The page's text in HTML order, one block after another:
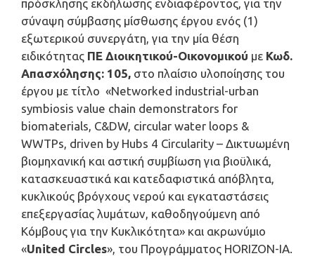
πρόσκλησης εκδήλωσης ενδιαφέροντος, για την
σύναψη σύμβασης μίσθωσης έργου ενός (1)
εξωτερικού συνεργάτη, για την μία θέση
ειδικότητας ΠΕ Διοικητικού-Οικονομικού με Κωδ.
Απασχόλησης: 105, στο πλαίσιο υλοποίησης του
έργου με τίτλο «Networked industrial-urban
symbiosis value chain demonstrators for
biomaterials, C&DW, circular water loops &
WWTPs, driven by Hubs 4 Circularity – Δικτυωμένη
βιομηχανική και αστική συμβίωση για βιοϋλικά,
κατασκευαστικά και κατεδαφιστικά απόβλητα,
κυκλικούς βρόγχους νερού και εγκαταστάσεις
επεξεργασίας λυμάτων, καθοδηγούμενη από
Κόμβους για την Κυκλικότητα» και ακρωνύμιο
«United Circles», του Προγράμματος HORIZON-IA.